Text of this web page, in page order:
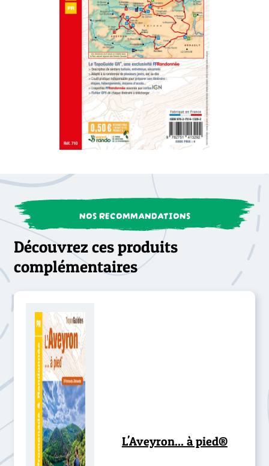
NOS RECOMMANDATIONS
Découvrez ces produits
complémentaires
L'Aveyron... à pied®